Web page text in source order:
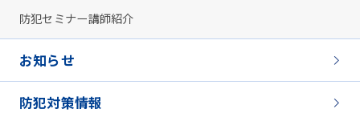
防犯セミナー講師紹介
お知らせ
防犯対策情報